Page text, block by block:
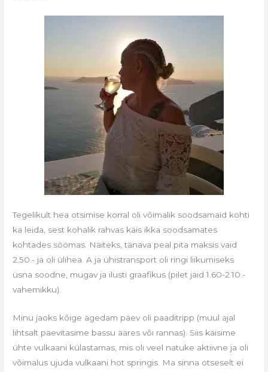
Tegelikult hea otsimise korral oli võimalik soodsamaid kohti
ka leida, sest kohalik rahvas käis ikka soodsamates
kohtades söömas. Näiteks, tänava peal pita maksis vaid
2.50.- ja oli ülihea. A ja ühistransport oli ringi liikumiseks
üsna soodne, mugav ja ilusti graafikus (pilet jäid 1.60-2.10.-
vahemikku).
Minu jaoks kõige ägedam päev oli paaditripp (muul ajal
lihtsalt päevitasime bassu ääres või rannas). Siis käisime
ühte vulkaani külastamas, mis oli veel natuke aktiivne ja oli
võimalus ujuda vulkaani hot springis. Ma sinna otseselt ei